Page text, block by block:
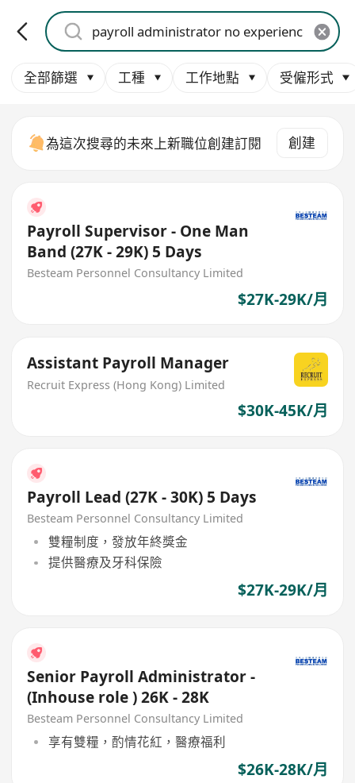
全部篩選 工種 工作地點 受僱形式
為這次搜尋的未來上新職位創建訂閱 創建
Payroll Supervisor - One Man
Band (27K - 29K) 5 Days
Besteam Personnel Consultancy Limited
$27K-29K/月
Assistant Payroll Manager
Recruit Express (Hong Kong) Limited
$30K-45K/月
Payroll Lead (27K - 30K) 5 Days
Besteam Personnel Consultancy Limited
雙糧制度，發放年終獎金
提供醫療及牙科保險
$27K-29K/月
Senior Payroll Administrator -
(Inhouse role ) 26K - 28K
Besteam Personnel Consultancy Limited
享有雙糧，酌情花紅，醫療福利
$26K-28K/月